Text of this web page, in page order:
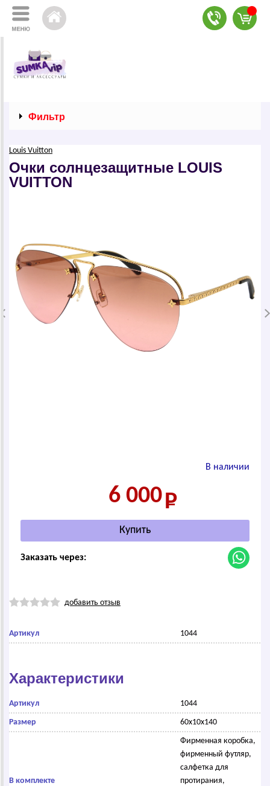
Фильтр
Louis Vuitton
Очки солнцезащитные LОUIS
VUIТТОN
В наличии
6 000
Заказать через:
добавить отзыв
Артикул 1044
Характеристики
Артикул 1044
Размер 60х10х140
В комплекте
Фирменная коробка,
фирменный футляр,
салфетка для
протирания,